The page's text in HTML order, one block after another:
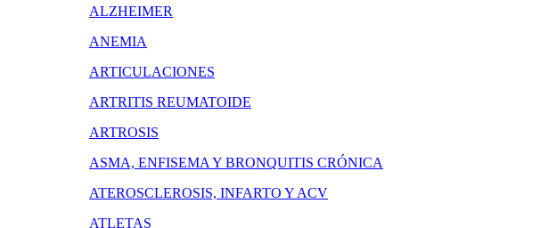
ALZHEIMER
ANEMIA
ARTICULACIONES
ARTRITIS REUMATOIDE
ARTROSIS
ASMA, ENFISEMA Y BRONQUITIS CRÓNICA
ATEROSCLEROSIS, INFARTO Y ACV
ATLETAS